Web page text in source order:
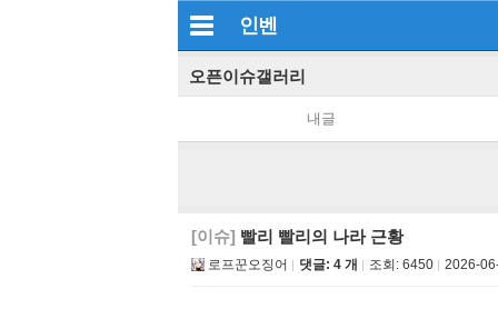
인벤
오픈이슈갤러리
내글
[이슈] 빨리 빨리의 나라 근황
로프꾼오징어 댓글: 4 개 조회: 6450 2026-